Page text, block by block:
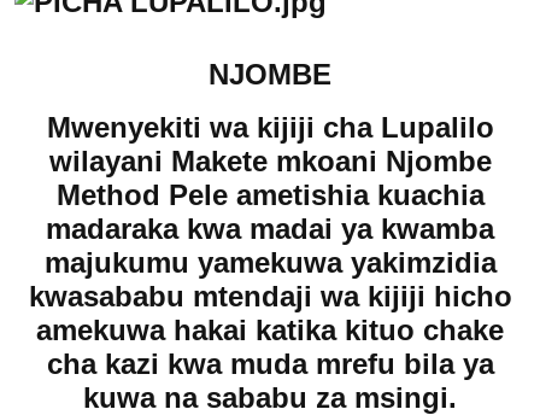
NJOMBE
Mwenyekiti wa kijiji cha Lupalilo
wilayani Makete mkoani Njombe
Method Pele ametishia kuachia
madaraka kwa madai ya kwamba
majukumu yamekuwa yakimzidia
kwasababu mtendaji wa kijiji hicho
amekuwa hakai katika kituo chake
cha kazi kwa muda mrefu bila ya
kuwa na sababu za msingi.